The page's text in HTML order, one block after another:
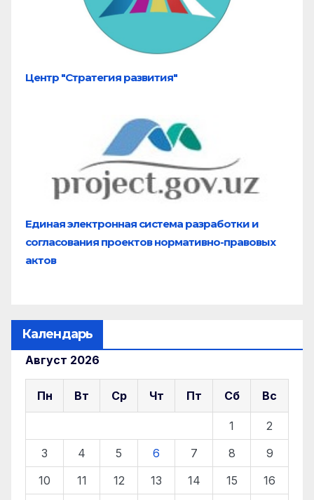
Центр "Стратегия развития"
Единая электронная система разработки и
согласования проектов нормативно-правовых
актов
Календарь
Август 2026
Пн Вт Ср Чт Пт Сб Вс
1
2
3
4 5 6 7 8
9
10
11 12 13 14 15
16